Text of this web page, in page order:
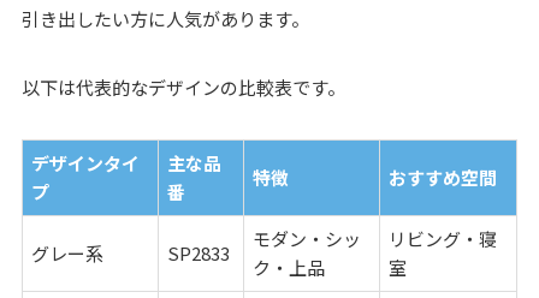
引き出したい方に人気があります。
以下は代表的なデザインの比較表です。
デザインタイ
プ
主な品
番
特徴 おすすめ空間
グレー系 SP2833
モダン・シッ
ク・上品
リビング・寝
室